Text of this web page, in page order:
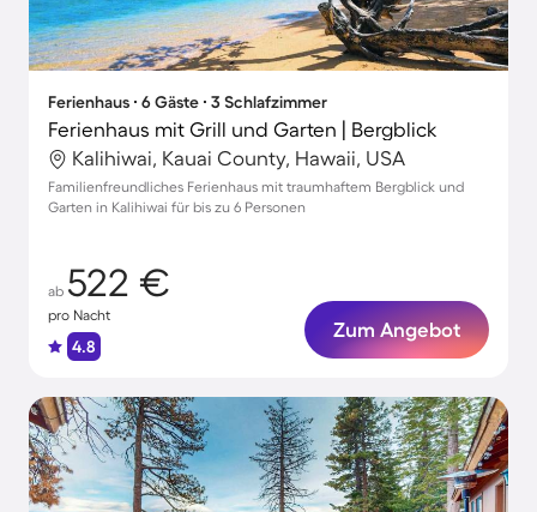
Ferienhaus ∙ 6 Gäste ∙ 3 Schlafzimmer
Ferienhaus mit Grill und Garten | Bergblick
Kalihiwai, Kauai County, Hawaii, USA
Familienfreundliches Ferienhaus mit traumhaftem Bergblick und
Garten in Kalihiwai für bis zu 6 Personen
ab 522 €
pro Nacht
4.8
Zum Angebot